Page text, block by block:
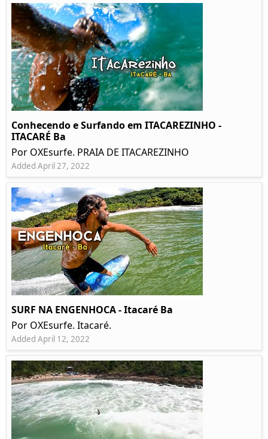
Conhecendo e Surfando em ITACAREZINHO -
ITACARÉ Ba
Por OXEsurfe. PRAIA DE ITACAREZINHO
Added April 27, 2022
SURF NA ENGENHOCA - Itacaré Ba
Por OXEsurfe. Itacaré.
Added April 12, 2022